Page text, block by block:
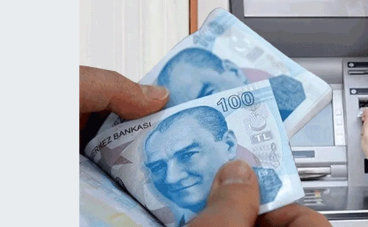
POLİTİKA
SAĞLIK
TEKNOLOJİ